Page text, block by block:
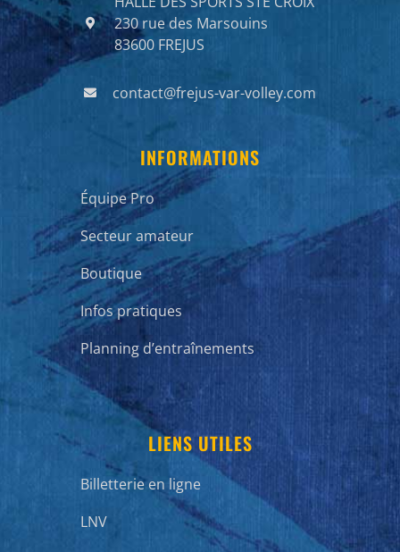
230 rue des Marsouins
83600 FREJUS
contact@frejus-var-volley.com
INFORMATIONS
Équipe Pro
Secteur amateur
Boutique
Infos pratiques
Planning d’entraînements
LIENS UTILES
Billetterie en ligne
LNV